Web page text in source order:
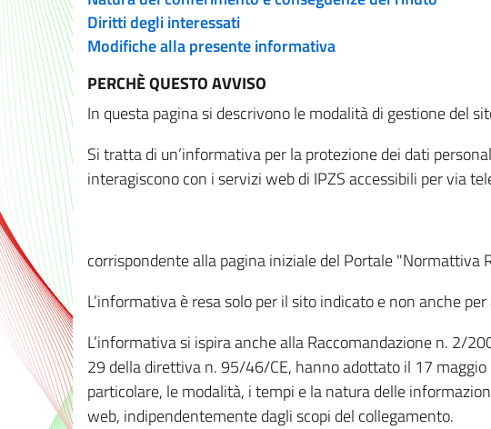
Diritti degli interessati
Modifiche alla presente informativa
PERCHÈ QUESTO AVVISO
In questa pagina si descrivono le modalità di gestione del
Si tratta di un’informativa per la protezione dei dati
interagiscono con i servizi web di IPZS accessibili per via
corrispondente alla pagina iniziale del Portale "Normattiva
L’informativa è resa solo per il sito indicato e non anche
L’informativa si ispira anche alla Raccomandazione n. 2/
29 della direttiva n. 95/46/CE, hanno adottato il 17
particolare, le modalità, i tempi e la natura delle
web, indipendentemente dagli scopi del collegamento.